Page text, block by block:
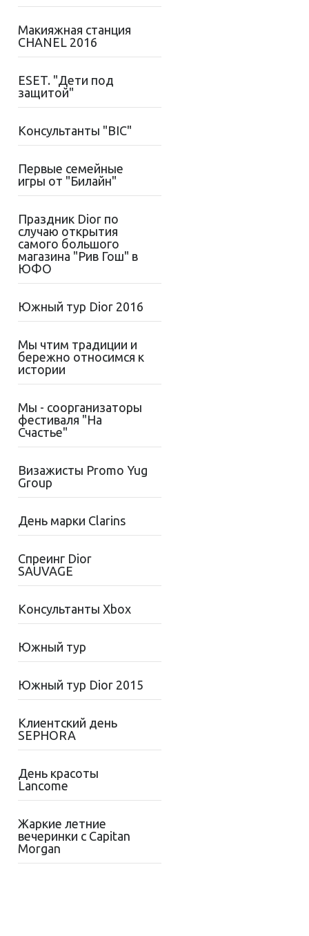
Макияжная станция
CHANEL 2016
ESET. "Дети под
защитой"
Консультанты "BIC"
Первые семейные
игры от "Билайн"
Праздник Dior по
случаю открытия
самого большого
магазина "Рив Гош" в
ЮФО
Южный тур Dior 2016
Мы чтим традиции и
бережно относимся к
истории
Мы - соорганизаторы
фестиваля "На
Счастье"
Визажисты Promo Yug
Group
День марки Clarins
Спреинг Dior
SAUVAGE
Консультанты Xbox
Южный тур
Южный тур Dior 2015
Клиентский день
SEPHORA
День красоты
Lancome
Жаркиe летние
вечеринки с Capitan
Morgan